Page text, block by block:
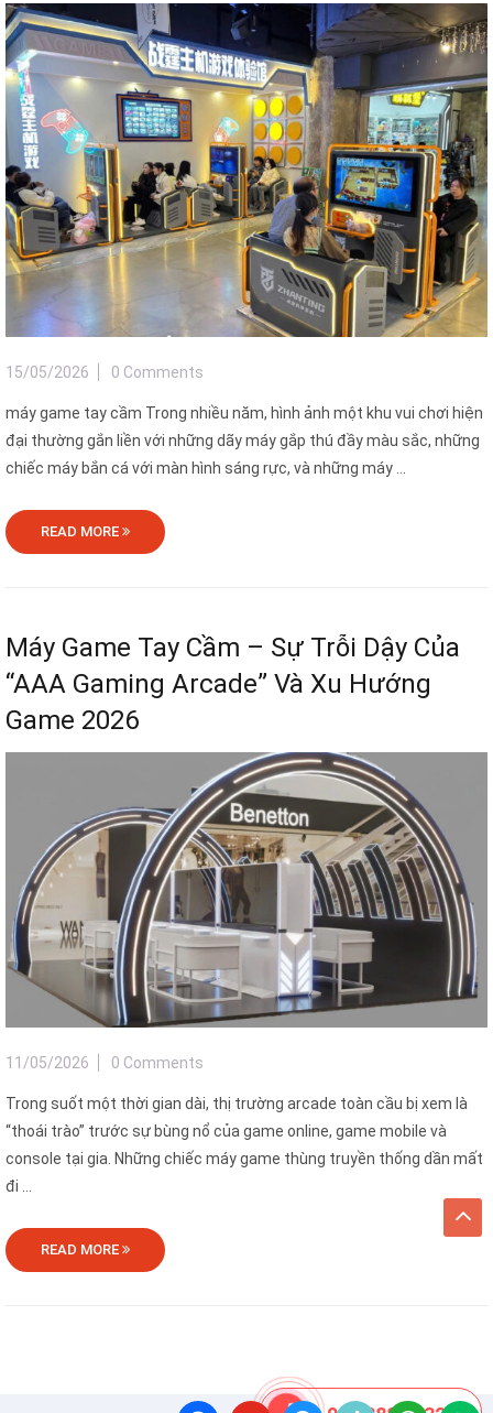
15/05/2026 0 Comments
máy game tay cầm Trong nhiều năm, hình ảnh một khu vui chơi hiện
đại thường gắn liền với những dãy máy gắp thú đầy màu sắc, những
chiếc máy bắn cá với màn hình sáng rực, và những máy ...
READ MORE
Máy Game Tay Cầm – Sự Trỗi Dậy Của
“AAA Gaming Arcade” Và Xu Hướng
Game 2026
11/05/2026 0 Comments
Trong suốt một thời gian dài, thị trường arcade toàn cầu bị xem là
“thoái trào” trước sự bùng nổ của game online, game mobile và
console tại gia. Những chiếc máy game thùng truyền thống dần mất
đi ...
READ MORE